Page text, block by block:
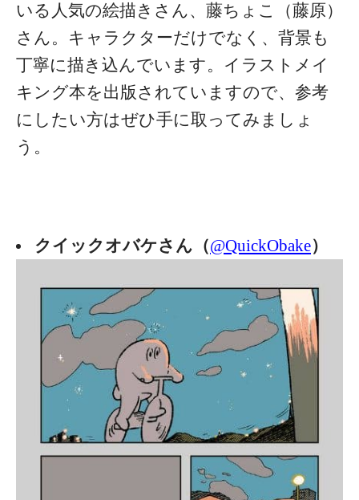
いる人気の絵描きさん、藤ちょこ（藤原）
さん。キャラクターだけでなく、背景も
丁寧に描き込んでいます。イラストメイ
キング本を出版されていますので、参考
にしたい方はぜひ手に取ってみましょ
う。
クイックオバケさん（@QuickObake）